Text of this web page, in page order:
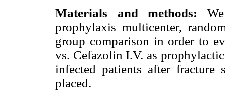
Materials and methods:
prophylaxis multicenter,
group comparison in order to
vs. Cefazolin I.V. as
infected patients after
placed.